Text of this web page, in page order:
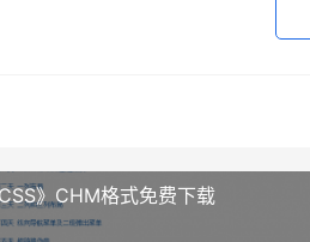
》CHM格式免费下载